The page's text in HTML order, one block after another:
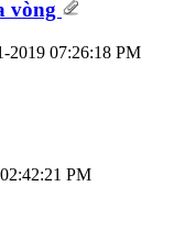
vòng
2019 07:26:18 PM
02:42:21 PM